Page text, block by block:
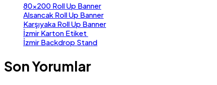
80×200 Roll Up Banner
Alsancak Roll Up Banner
Karşıyaka Roll Up Banner
İzmir Karton Etiket
İzmir Backdrop Stand
Son Yorumlar